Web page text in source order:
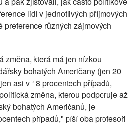
lidí v jednotlivých příjmových
preference různých zájmových
změna, která má jen nízkou
bohatých Američany (jen 20
asi v 18 procentech případů,
změna, kterou podporuje až
bohatých Američanů, je
případů," píší oba profesoři